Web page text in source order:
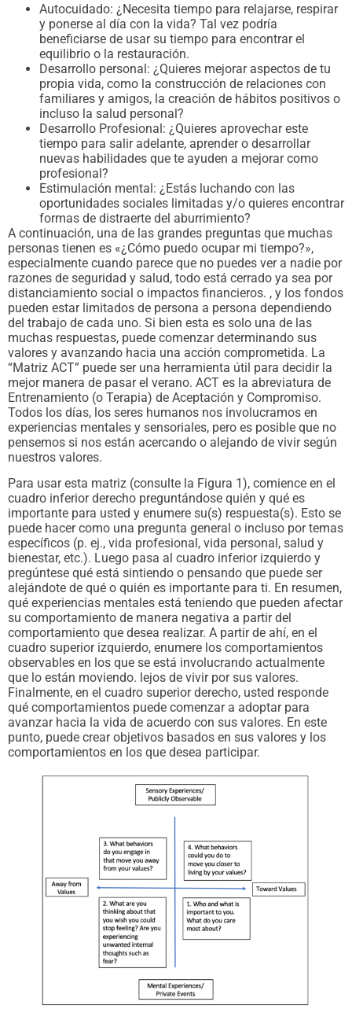
Autocuidado: ¿Necesita tiempo para relajarse, respirar
y ponerse al día con la vida? Tal vez podría
beneficiarse de usar su tiempo para encontrar el
equilibrio o la restauración.
Desarrollo personal: ¿Quieres mejorar aspectos de tu
propia vida, como la construcción de relaciones con
familiares y amigos, la creación de hábitos positivos o
incluso la salud personal?
Desarrollo Profesional: ¿Quieres aprovechar este
tiempo para salir adelante, aprender o desarrollar
nuevas habilidades que te ayuden a mejorar como
profesional?
Estimulación mental: ¿Estás luchando con las
oportunidades sociales limitadas y/o quieres encontrar
formas de distraerte del aburrimiento?
A continuación, una de las grandes preguntas que muchas
personas tienen es «¿Cómo puedo ocupar mi tiempo?»,
especialmente cuando parece que no puedes ver a nadie por
razones de seguridad y salud, todo está cerrado ya sea por
distanciamiento social o impactos financieros. , y los fondos
pueden estar limitados de persona a persona dependiendo
del trabajo de cada uno. Si bien esta es solo una de las
muchas respuestas, puede comenzar determinando sus
valores y avanzando hacia una acción comprometida. La
“Matriz ACT” puede ser una herramienta útil para decidir la
mejor manera de pasar el verano. ACT es la abreviatura de
Entrenamiento (o Terapia) de Aceptación y Compromiso.
Todos los días, los seres humanos nos involucramos en
experiencias mentales y sensoriales, pero es posible que no
pensemos si nos están acercando o alejando de vivir según
nuestros valores.
Para usar esta matriz (consulte la Figura 1), comience en el
cuadro inferior derecho preguntándose quién y qué es
importante para usted y enumere su(s) respuesta(s). Esto se
puede hacer como una pregunta general o incluso por temas
específicos (p. ej., vida profesional, vida personal, salud y
bienestar, etc.). Luego pasa al cuadro inferior izquierdo y
pregúntese qué está sintiendo o pensando que puede ser
alejándote de qué o quién es importante para ti. En resumen,
qué experiencias mentales está teniendo que pueden afectar
su comportamiento de manera negativa a partir del
comportamiento que desea realizar. A partir de ahí, en el
cuadro superior izquierdo, enumere los comportamientos
observables en los que se está involucrando actualmente
que lo están moviendo. lejos de vivir por sus valores.
Finalmente, en el cuadro superior derecho, usted responde
qué comportamientos puede comenzar a adoptar para
avanzar hacia la vida de acuerdo con sus valores. En este
punto, puede crear objetivos basados en sus valores y los
comportamientos en los que desea participar.